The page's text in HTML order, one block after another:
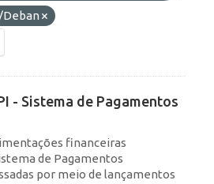
Deban
- Sistema de Pagamentos
financeiras
de Pagamentos
por meio de lançamentos